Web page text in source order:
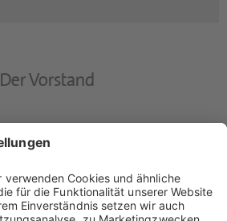
Der Vorstand